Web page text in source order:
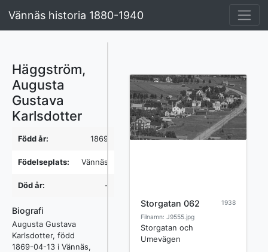
Vännäs historia 1880-1940
Häggström,
Augusta
Gustava
Karlsdotter
Född år: 1869
Födelseplats: Vännäs
Död år: -
Biografi
Augusta Gustava
Karlsdotter, född
1869-04-13 i Vännäs,
1938
Storgatan 062
Filnamn: J9555.jpg
Storgatan och
Umevägen